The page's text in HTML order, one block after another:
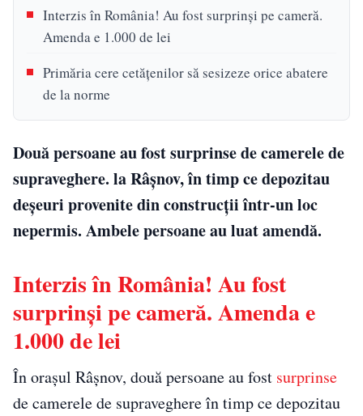
Interzis în România! Au fost surprinși pe cameră.
Amenda e 1.000 de lei
Primăria cere cetățenilor să sesizeze orice abatere
de la norme
Două persoane au fost surprinse de camerele de
supraveghere. la Râșnov, în timp ce depozitau
deșeuri provenite din construcții într-un loc
nepermis. Ambele persoane au luat amendă.
Interzis în România! Au fost
surprinși pe cameră. Amenda e
1.000 de lei
În orașul Râșnov, două persoane au fost surprinse
de camerele de supraveghere în timp ce depozitau